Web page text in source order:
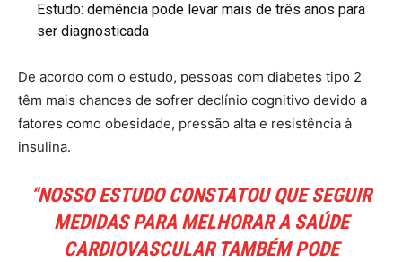
Estudo: demência pode levar mais de três anos para
ser diagnosticada
De acordo com o estudo, pessoas com diabetes tipo 2
têm mais chances de sofrer declínio cognitivo devido a
fatores como obesidade, pressão alta e resistência à
insulina.
“NOSSO ESTUDO CONSTATOU QUESEGUIR
MEDIDAS PARA MELHORAR A SAÚDE
CARDIOVASCULARTAMBÉM PODE